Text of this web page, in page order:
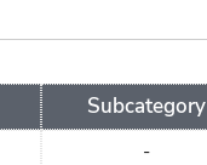
Subcategory
-